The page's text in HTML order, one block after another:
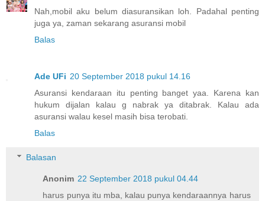
Nah,mobil aku belum diasuransikan loh. Padahal penting
juga ya, zaman sekarang asuransi mobil
Balas
Ade UFi 20 September 2018 pukul 14.16
Asuransi kendaraan itu penting banget yaa. Karena kan
hukum dijalan kalau g nabrak ya ditabrak. Kalau ada
asuransi walau kesel masih bisa terobati.
Balas
Balasan
Anonim 22 September 2018 pukul 04.44
harus punya itu mba, kalau punya kendaraannya harus